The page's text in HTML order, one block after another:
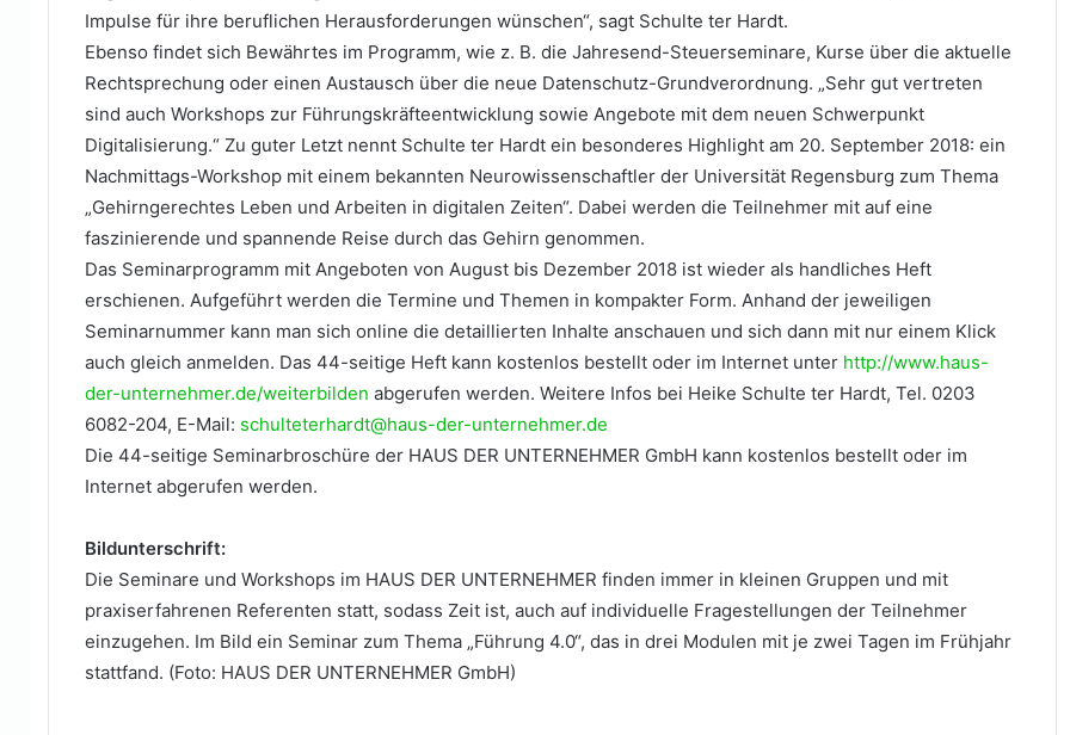
Impulse für ihre beruflichen Herausforderungen wünschen“, sagt Schulte ter Hardt.
Ebenso findet sich Bewährtes im Programm, wie z. B. die Jahresend-Steuerseminare, Kurse über die aktuelle
Rechtsprechung oder einen Austausch über die neue Datenschutz-Grundverordnung. „Sehr gut vertreten
sind auch Workshops zur Führungskräfteentwicklung sowie Angebote mit dem neuen Schwerpunkt
Digitalisierung.“ Zu guter Letzt nennt Schulte ter Hardt ein besonderes Highlight am 20. September 2018: ein
Nachmittags-Workshop mit einem bekannten Neurowissenschaftler der Universität Regensburg zum Thema
„Gehirngerechtes Leben und Arbeiten in digitalen Zeiten“. Dabei werden die Teilnehmer mit auf eine
faszinierende und spannende Reise durch das Gehirn genommen.
Das Seminarprogramm mit Angeboten von August bis Dezember 2018 ist wieder als handliches Heft
erschienen. Aufgeführt werden die Termine und Themen in kompakter Form. Anhand der jeweiligen
Seminarnummer kann man sich online die detaillierten Inhalte anschauen und sich dann mit nur einem Klick
auch gleich anmelden. Das 44-seitige Heft kann kostenlos bestellt oder im Internet unter http://www.haus-
der-unternehmer.de/weiterbilden abgerufen werden. Weitere Infos bei Heike Schulte ter Hardt, Tel. 0203
6082-204, E-Mail: schulteterhardt@haus-der-unternehmer.de
Die 44-seitige Seminarbroschüre der HAUS DER UNTERNEHMER GmbH kann kostenlos bestellt oder im
Internet abgerufen werden.
Bildunterschrift:
Die Seminare und Workshops im HAUS DER UNTERNEHMER finden immer in kleinen Gruppen und mit
praxiserfahrenen Referenten statt, sodass Zeit ist, auch auf individuelle Fragestellungen der Teilnehmer
einzugehen. Im Bild ein Seminar zum Thema „Führung 4.0“, das in drei Modulen mit je zwei Tagen im Frühjahr
stattfand. (Foto: HAUS DER UNTERNEHMER GmbH)